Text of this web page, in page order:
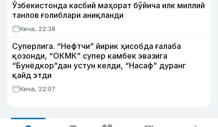
Ўзбекистонда касбий маҳорат бўйича илк миллий
танлов ғолиблари аниқланди
Кеча, 22:38
Суперлига. “Нефтчи” йирик ҳисобда ғалаба
қозонди, “ОКМК” супер камбек эвазига
“Бунёдкор”дан устун келди, “Насаф” дуранг
қайд этди
Кеча, 22:07